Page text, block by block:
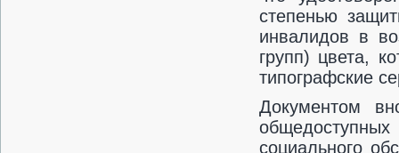
степенью
инвалидов в
групп) цвета,
типографские
Документом
социального